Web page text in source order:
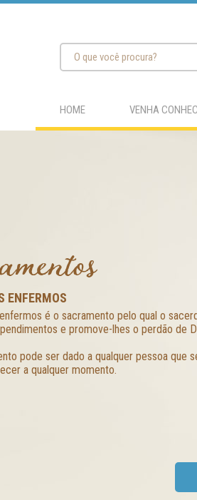
HOME VENHA
ENFERMOS
é o sacramento pelo qual o
e promove-lhes o perdão de
pode ser dado a qualquer pessoa que
a qualquer momento.